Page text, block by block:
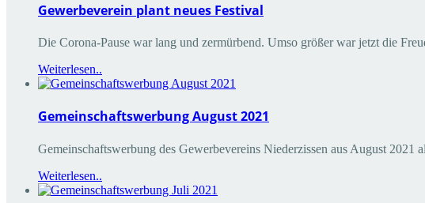
Gewerbeverein plant neues Festival
Die Corona-Pause war lang und zermürbend. Umso größer war jetzt die
Weiterlesen..
Gemeinschaftswerbung August 2021
Gemeinschaftswerbung des Gewerbevereins Niederzissen aus August 2021
Weiterlesen..